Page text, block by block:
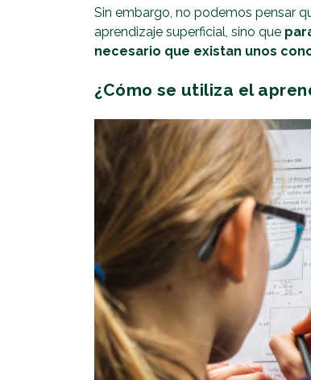
Sin embargo, no podemos pensar
aprendizaje superficial, sino que
necesario que existan unos
¿Cómo se utiliza el